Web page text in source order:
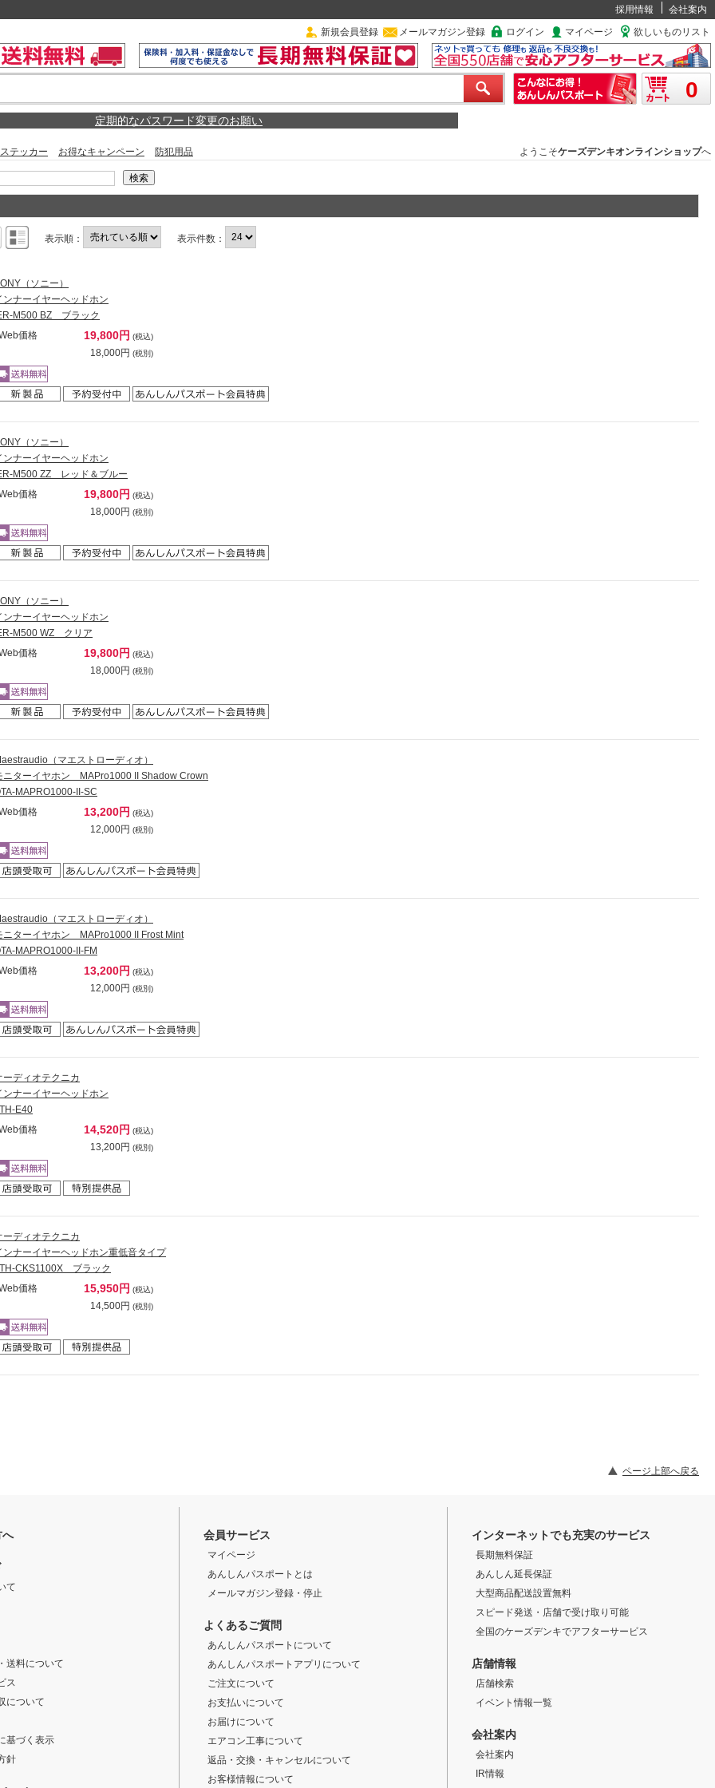
採用情報
会社案内
新規会員登録
メールマガジン登録 ログイン マイページ 欲しいものリスト
0
定期的なパスワード変更のお願い
テッカー お得なキャンペーン 防犯用品 ようこそケーズデンキオンラインショップへ
表示順： 表示件数：
（ソニー）
ンナーイヤーヘッドホン
M500 BZ ブラック
価格
19,800円 (税込)
18,000円 (税別)
（ソニー）
ンナーイヤーヘッドホン
M500 ZZ レッド＆ブルー
価格
19,800円 (税込)
18,000円 (税別)
（ソニー）
ンナーイヤーヘッドホン
M500 WZ クリア
価格
19,800円 (税込)
18,000円 (税別)
（マエストローディオ）
ニターイヤホン MAPro1000 II Shadow Crown
MAPRO1000-II-SC
価格
13,200円 (税込)
12,000円 (税別)
（マエストローディオ）
ニターイヤホン MAPro1000 II Frost Mint
MAPRO1000-II-FM
価格
13,200円 (税込)
12,000円 (税別)
ーディオテクニカ
ンナーイヤーヘッドホン
E40
価格
14,520円 (税込)
13,200円 (税別)
ーディオテクニカ
ンナーイヤーヘッドホン重低音タイプ
CKS1100X ブラック
価格
15,950円 (税込)
14,500円 (税別)
ページ上部へ戻る
へ
て
送料について
ス
について
基づく表示
針
会員サービス
マイページ
あんしんパスポートとは
メールマガジン登録・停止
よくあるご質問
あんしんパスポートについて
あんしんパスポートアプリについて
ご注文について
お支払いについて
お届けについて
エアコン工事について
返品・交換・キャンセルについて
お客様情報について
インターネットでも充実のサービス
長期無料保証
あんしん延長保証
大型商品配送設置無料
スピード発送・店舗で受け取り可能
全国のケーズデンキでアフターサービス
店舗情報
店舗検索
イベント情報一覧
会社案内
会社案内
IR情報